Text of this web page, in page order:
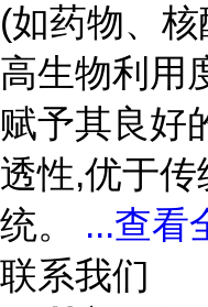
(如药物、
高生物利用
赋予其良好
透性,优于
统。 ...查看
联系我们